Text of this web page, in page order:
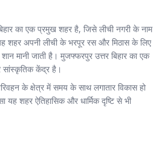
का एक प्रमुख शहर है, जिसे लीची नगरी के नाम
शहर अपनी लीची के भरपूर रस और मिठास के लिए
मानी जाती है। मुजफ्फरपुर उत्तर बिहार का एक
सांस्कृतिक केंद्र है।
के क्षेत्र में समय के साथ लगातार विकास हो
यह शहर ऐतिहासिक और धार्मिक दृष्टि से भी